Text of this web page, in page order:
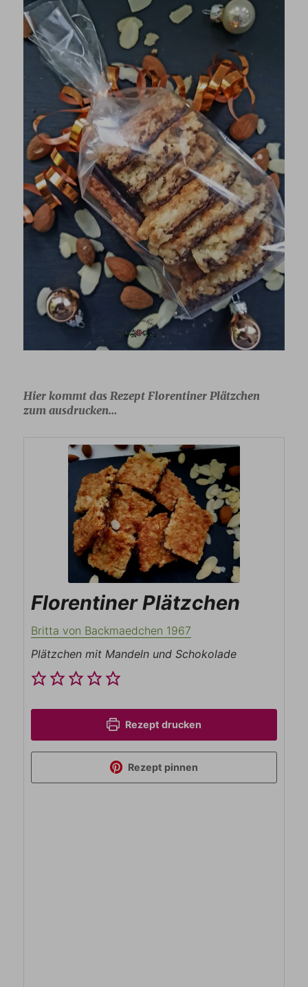
Hier kommt das Rezept Florentiner Plätzchen
zum ausdrucken…
Florentiner Plätzchen
Britta von Backmaedchen 1967
Plätzchen mit Mandeln und Schokolade
Rezept drucken
Rezept pinnen